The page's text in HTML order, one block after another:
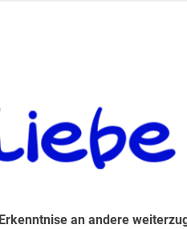
an andere